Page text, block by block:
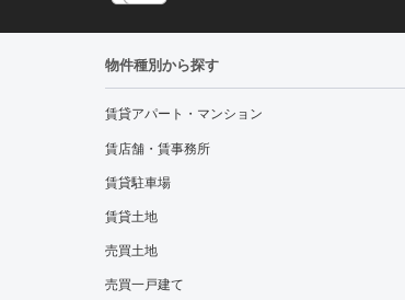
物件種別から探す
賃貸アパート・マンション
賃店舗・賃事務所
賃貸駐車場
賃貸土地
売買土地
売買一戸建て